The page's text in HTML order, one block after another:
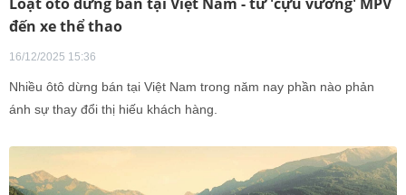
đến xe thể thao
16/12/2025 15:36
Nhiều ôtô dừng bán tại Việt Nam trong năm nay phần nào phản
ánh sự thay đổi thị hiếu khách hàng.